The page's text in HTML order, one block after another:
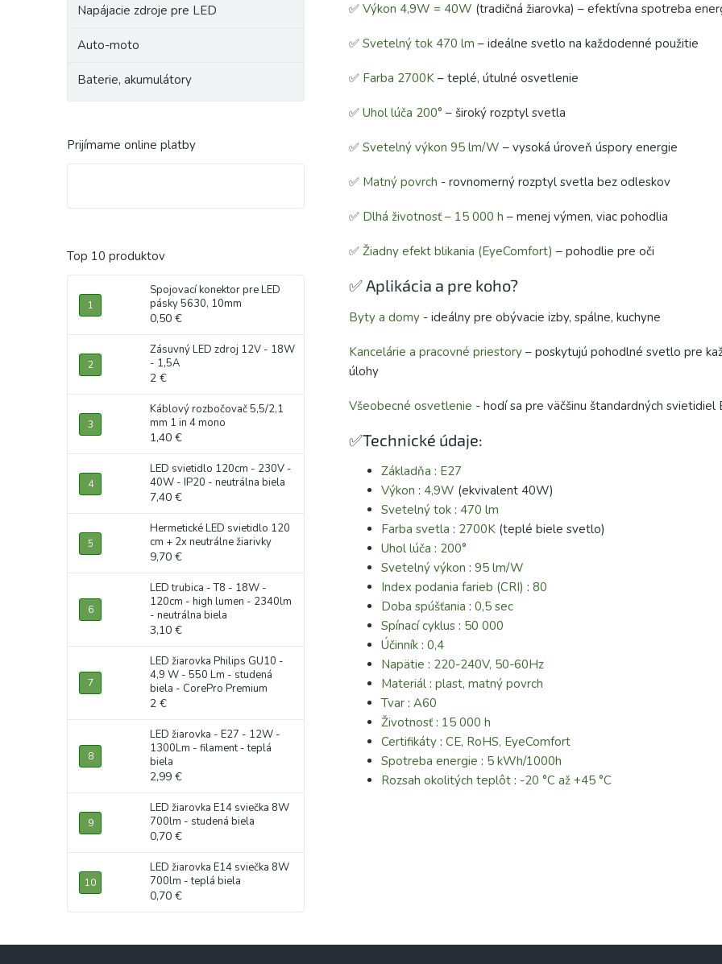
Napájacie zdroje pre LED
Auto-moto
Baterie, akumulátory
Prijímame online platby
Top 10 produktov
Spojovací konektor pre LED
pásky 5630, 10mm
0,50 €
Zásuvný LED zdroj 12V - 18W
- 1,5A
2 €
Káblový rozbočovač 5,5/2,1
mm 1 in 4 mono
1,40 €
LED svietidlo 120cm - 230V -
40W - IP20 - neutrálna biela
7,40 €
Hermetické LED svietidlo 120
cm + 2x neutrálne žiarivky
9,70 €
LED trubica - T8 - 18W -
120cm - high lumen - 2340lm
- neutrálna biela
3,10 €
LED žiarovka Philips GU10 -
4,9 W - 550 Lm - studená
biela - CorePro Premium
2 €
LED žiarovka - E27 - 12W -
1300Lm - filament - teplá
biela
2,99 €
LED žiarovka E14 sviečka 8W
700lm - studená biela
0,70 €
LED žiarovka E14 sviečka 8W
700lm - teplá biela
0,70 €
✅ Výkon 4,9W = 40W (tradičná žiarovka) – efektívna spotreba
✅ Svetelný tok 470 lm – ideálne svetlo na každodenné použitie
✅ Farba 2700K – teplé, útulné osvetlenie
✅ Uhol lúča 200° – široký rozptyl svetla
✅ Svetelný výkon 95 lm/W – vysoká úroveň úspory energie
✅ Matný povrch - rovnomerný rozptyl svetla bez odleskov
✅ Dlhá životnosť – 15 000 h – menej výmen, viac pohodlia
✅ Žiadny efekt blikania (EyeComfort) – pohodlie pre oči
✅ Aplikácia a pre koho?
Byty a domy - ideálny pre obývacie izby, spálne, kuchyne
Kancelárie a pracovné priestory – poskytujú pohodlné svetlo pre
úlohy
Všeobecné osvetlenie - hodí sa pre väčšinu štandardných svietidiel
✅Technické údaje:
Základňa : E27
Výkon : 4,9W (ekvivalent 40W)
Svetelný tok : 470 lm
Farba svetla : 2700K (teplé biele svetlo)
Uhol lúča : 200°
Svetelný výkon : 95 lm/W
Index podania farieb (CRI) : 80
Doba spúšťania : 0,5 sec
Spínací cyklus : 50 000
Účinník : 0,4
Napätie : 220-240V, 50-60Hz
Materiál : plast, matný povrch
Tvar : A60
Životnosť: 15 000 h
Certifikáty : CE, RoHS, EyeComfort
Spotreba energie : 5 kWh/1000h
Rozsah okolitých teplôt : -20 °C až +45 °C